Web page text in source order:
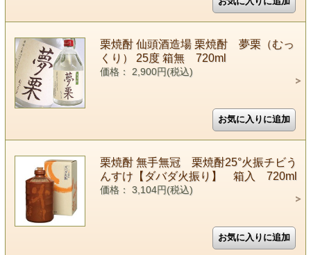
栗焼酎 仙頭酒造場 栗焼酎 夢栗（むっ
くり） 25度 箱無 720ml
価格： 2,900円(税込)
栗焼酎 無手無冠 栗焼酎25°火振チビう
んすけ【ダバダ火振り】 箱入 720ml
価格： 3,104円(税込)